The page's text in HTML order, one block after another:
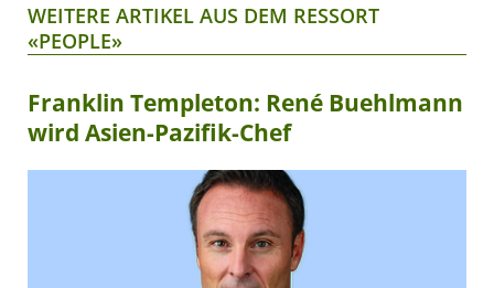
WEITERE ARTIKEL AUS DEM RESSORT
«PEOPLE»
Franklin Templeton: René Buehlmann
wird Asien-Pazifik-Chef